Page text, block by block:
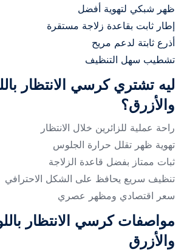
ظهر شبكي لتهوية أفضل
إطار ثابت بقاعدة زلاجة مستقرة
أذرع ثابتة لدعم مريح
تشطيب سهل التنظيف
ليه تشتري كرسي الانتظار
والأزرق؟
راحة عملية للزائرين خلال الانتظار
تهوية ظهر تقلل حرارة الجلوس
ثبات ممتاز بفضل قاعدة الزلاجة
تنظيف سريع يحافظ على الشكل الاحترافي
سعر اقتصادي ومظهر عصري
مواصفات كرسي الانتظار
والأزرق